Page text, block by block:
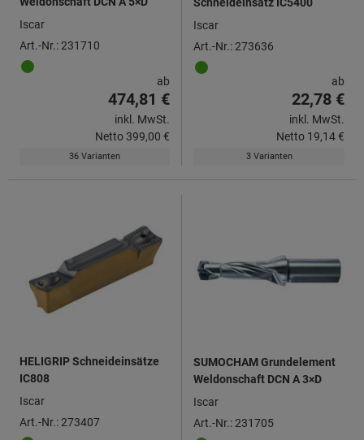
Iscar
Art.-Nr.: 231710
ab
474,81 €
inkl. MwSt.
Netto 399,00 €
36 Varianten
Iscar
Art.-Nr.: 273636
ab
22,78 €
inkl. MwSt.
Netto 19,14 €
3 Varianten
HELIGRIP Schneideinsätze
IC808
Iscar
Art.-Nr.: 273407
SUMOCHAM Grundelement
Weldonschaft DCN A 3×D
Iscar
Art.-Nr.: 231705